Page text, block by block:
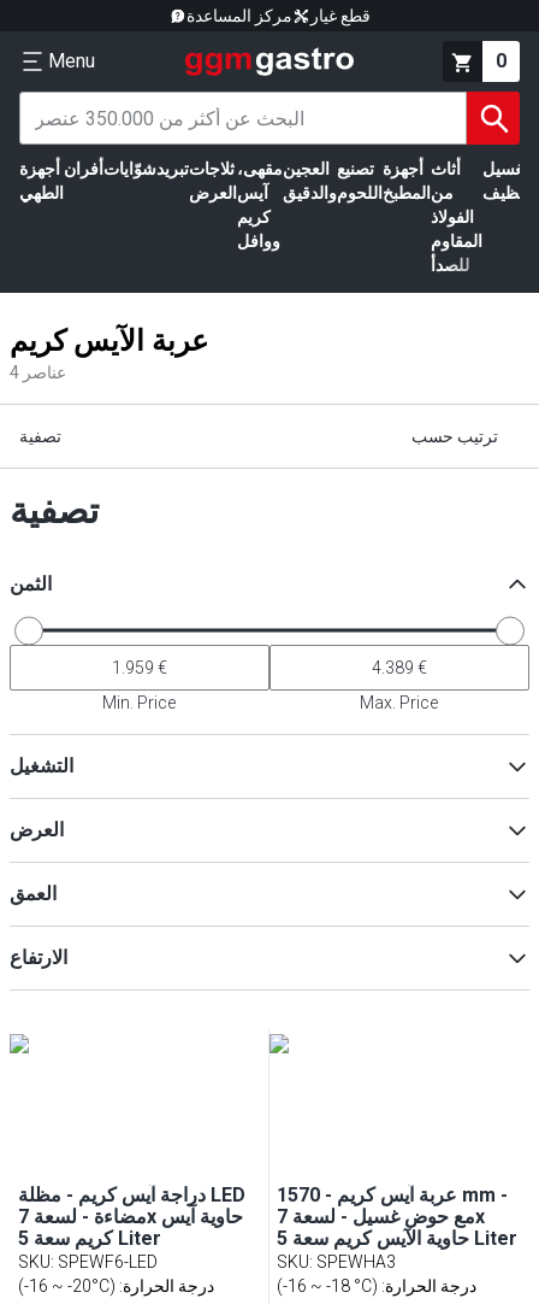
مركز المساعدة قطع غيار
Menu 0
أجهزة
الطهي
أفران شوّاياتتبريدثلاجات
العرض
مقهى،
آيس
كريم
ووافل
العجين
والدقيق
تصنيع
اللحوم
أجهزة
المطبخ
أثاث
من
الفولاذ
المقاوم
للصدأ
الغسيل
عربة الآيس كريم
4 عناصر
تصفية ترتيب حسب
تصفية
الثمن
Min. Price Max. Price
التشغيل
العرض
العمق
الارتفاع
دراجة آيس كريم - مظلة LED
مضاءة - لسعة 7x حاوية آيس
كريم سعة 5 Liter
SKU: SPEWF6-LED
(-16 ~ -20°C) :درجة الحرارة
عربة آيس كريم - 1570 mm -
مع حوض غسيل - لسعة 7x
حاوية الآيس كريم سعة 5 Liter
SKU: SPEWHA3
(-16 ~ -18 °C) :درجة الحرارة